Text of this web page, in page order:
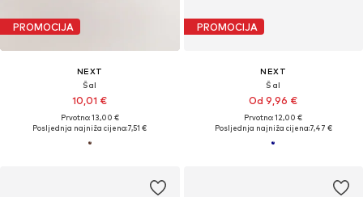
PROMOCIJA
NEXT
Šal
10,01 €
Prvotno: 13,00 €
Posljednja najniža cijena:7,51 €
PROMOCIJA
NEXT
Šal
Od 9,96 €
Prvotno: 12,00 €
Posljednja najniža cijena:7,47 €